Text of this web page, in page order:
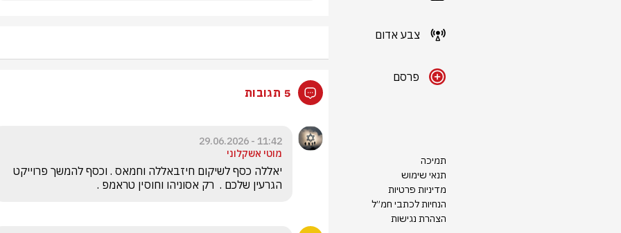
צבע אדום
פרסם
תמיכה
תנאי שימוש
מדיניות פרטיות
הנחיות לכתבי חמ״ל
הצהרת נגישות
5 תגובות
11:42 - 29.06.2026
מוטי אשקלוני
הגרעין שלכם .  רק אסוניהו וחוסין טראמפ .